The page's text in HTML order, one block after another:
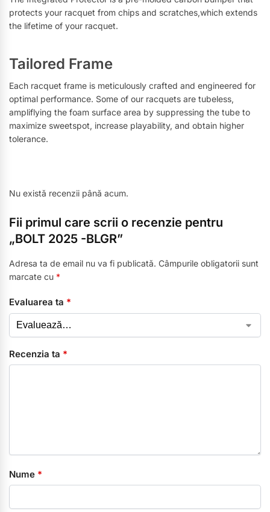
protects your racquet from chips and scratches,which extends
the lifetime of your racquet.
Tailored Frame
Each racquet frame is meticulously crafted and engineered for
optimal performance. Some of our racquets are tubeless,
ampliflying the foam surface area by suppressing the tube to
maximize sweetspot, increase playability, and obtain higher
tolerance.
Nu există recenzii până acum.
Fii primul care scrii o recenzie pentru
„BOLT 2025 -BLGR”
Adresa ta de email nu va fi publicată. Câmpurile obligatorii sunt
marcate cu *
Evaluarea ta *
Recenzia ta *
Nume *